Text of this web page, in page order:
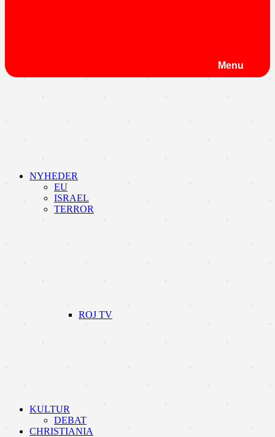
Menu
NYHEDER
EU
ISRAEL
TERROR
ROJ TV
KULTUR
DEBAT
CHRISTIANIA